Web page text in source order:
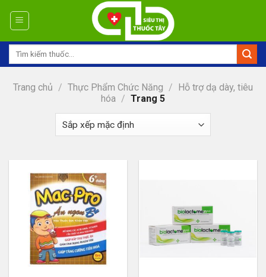
Tìm
Trang chủ / Thực Phẩm Chức Năng / Hỗ trợ dạ dày, tiêu
hóa / Trang 5